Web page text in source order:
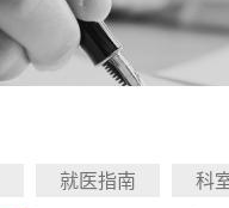
就医指南
科